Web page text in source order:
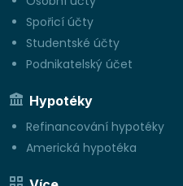
Spořicí účty
Studentské účty
Podnikatelský účet
Hypotéky
Refinancování hypotéky
Americká hypotéka